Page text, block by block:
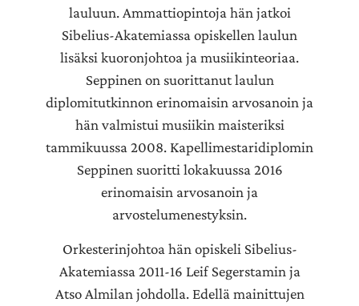
lauluun. Ammattiopintoja hän jatkoi
Sibelius-Akatemiassa opiskellen laulun
lisäksi kuoronjohtoa ja musiikinteoriaa.
Seppinen on suorittanut laulun
diplomitutkinnon erinomaisin arvosanoin ja
hän valmistui musiikin maisteriksi
tammikuussa 2008. Kapellimestaridiplomin
Seppinen suoritti lokakuussa 2016
erinomaisin arvosanoin ja
arvostelumenestyksin.
Orkesterinjohtoa hän opiskeli Sibelius-
Akatemiassa 2011-16 Leif Segerstamin ja
Atso Almilan johdolla. Edellä mainittujen